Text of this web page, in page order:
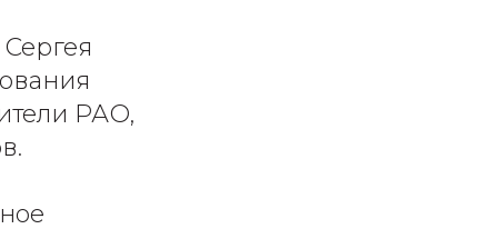
РАО,